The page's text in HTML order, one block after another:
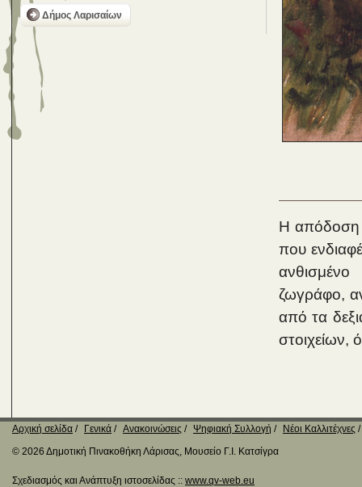
Δήμος Λαρισαίων
Η απόδοση
που
ζωγράφο,
από τα
στοιχείων,
Αρχική σελίδα Γενικά Ανακοινώσεις Ψηφιακή Συλλογή
Νέοι Καλλιτέχνες
© 2026 Δημοτική Πινακοθήκη Λάρισας, Μουσείο Γ.Ι. Κατσίγρα
Σχεδιασμός και Ανάπτυξη ιστοσελίδας :: www.qv-web.eu